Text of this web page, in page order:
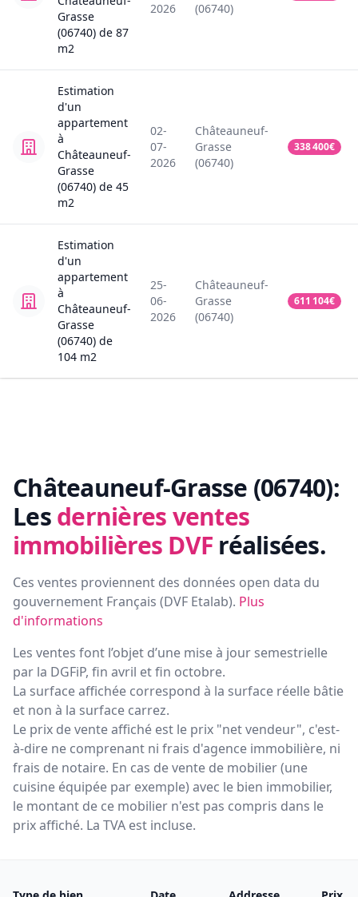
Grasse
(06740) de 87
m2
2026
(06740)
Estimation
d'un
appartement
à
Châteauneuf-
Grasse
(06740) de 45
m2
02-
07-
2026
Châteauneuf-
Grasse
(06740)
338 400€
Estimation
d'un
appartement
à
Châteauneuf-
Grasse
(06740) de
104 m2
25-
06-
2026
Châteauneuf-
Grasse
(06740)
611 104€
Châteauneuf-Grasse (06740):
Les dernières ventes
immobilières DVF réalisées.
Ces ventes proviennent des données open data du
gouvernement Français (DVF Etalab). Plus
d'informations
Les ventes font l’objet d’une mise à jour semestrielle
par la DGFiP, fin avril et fin octobre.
La surface affichée correspond à la surface réelle bâtie
et non à la surface carrez.
Le prix de vente affiché est le prix "net vendeur", c'est-
à-dire ne comprenant ni frais d'agence immobilière, ni
frais de notaire. En cas de vente de mobilier (une
cuisine équipée par exemple) avec le bien immobilier,
le montant de ce mobilier n'est pas compris dans le
prix affiché. La TVA est incluse.